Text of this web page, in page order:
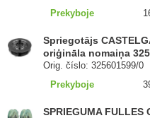
Prekyboje
Spriegotājs
oriģināla nomaiņa
Orig. číslo: 325601599/0
Prekyboje
SPRIEGUMA FULLES